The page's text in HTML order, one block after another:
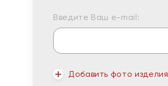
Введите Ваш e-mail:
Добавить фото изделия